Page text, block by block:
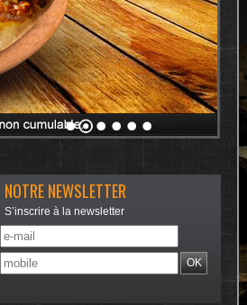
NOTRE NEWSLETTER
S’inscrire à la newsletter
OK